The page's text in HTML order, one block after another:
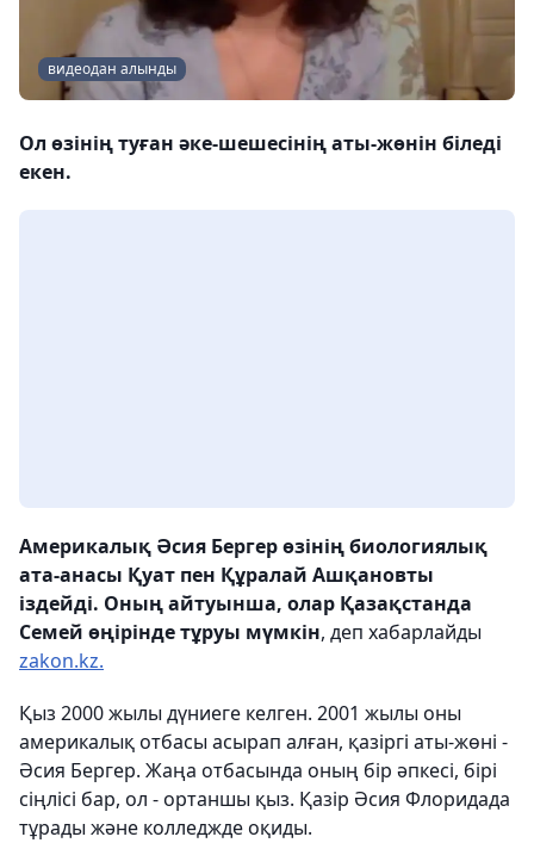
видеодан алынды
Ол өзінің туған әке-шешесінің аты-жөнін біледі
екен.
Америкалық Әсия Бергер өзінің биологиялық
ата-анасы Қуат пен Құралай Ашқановты
іздейді. Оның айтуынша, олар Қазақстанда
Семей өңірінде тұруы мүмкін, деп хабарлайды
zakon.kz.
Қыз 2000 жылы дүниеге келген. 2001 жылы оны
америкалық отбасы асырап алған, қазіргі аты-жөні -
Әсия Бергер. Жаңа отбасында оның бір әпкесі, бірі
сіңлісі бар, ол - ортаншы қыз. Қазір Әсия Флоридада
тұрады және колледжде оқиды.